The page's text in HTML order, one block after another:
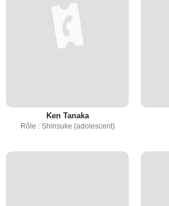
Ken Tanaka
Rôle : Shinsuke (adolescent)